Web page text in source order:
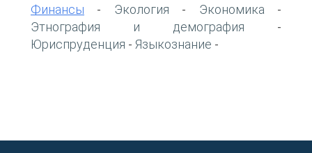
Финансы - Экология - Экономика -
Этнография и демография -
Юриспруденция - Языкознание -